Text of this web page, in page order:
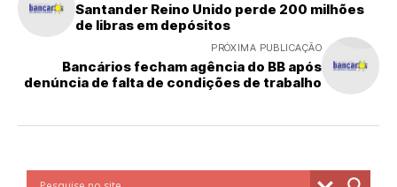
Santander Reino Unido perde 200 milhões
de libras em depósitos
PRÓXIMA PUBLICAÇÃO
Bancários fecham agência do BB após
denúncia de falta de condições de trabalho